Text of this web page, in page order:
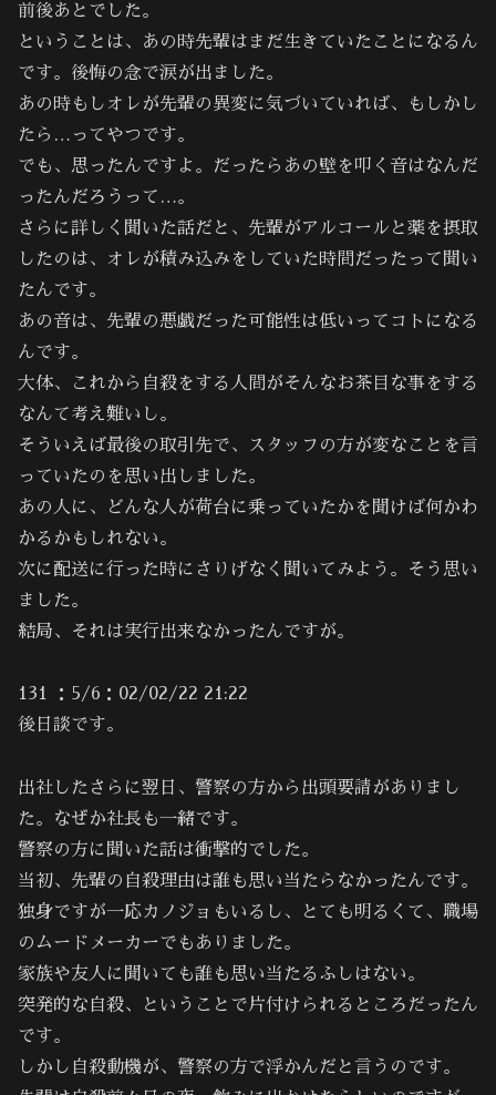
前後あとでした。
ということは、あの時先輩はまだ生きていたことになるん
です。後悔の念で涙が出ました。
あの時もしオレが先輩の異変に気づいていれば、もしかし
たら…ってやつです。
でも、思ったんですよ。だったらあの壁を叩く音はなんだ
ったんだろうって…。
さらに詳しく聞いた話だと、先輩がアルコールと薬を摂取
したのは、オレが積み込みをしていた時間だったって聞い
たんです。
あの音は、先輩の悪戯だった可能性は低いってコトになる
んです。
大体、これから自殺をする人間がそんなお茶目な事をする
なんて考え難いし。
そういえば最後の取引先で、スタッフの方が変なことを言
っていたのを思い出しました。
あの人に、どんな人が荷台に乗っていたかを聞けば何かわ
かるかもしれない。
次に配送に行った時にさりげなく聞いてみよう。そう思い
ました。
結局、それは実行出来なかったんですが。
131 ：5/6：02/02/22 21:22
後日談です。
出社したさらに翌日、警察の方から出頭要請がありまし
た。なぜか社長も一緒です。
警察の方に聞いた話は衝撃的でした。
当初、先輩の自殺理由は誰も思い当たらなかったんです。
独身ですが一応カノジョもいるし、とても明るくて、職場
のムードメーカーでもありました。
家族や友人に聞いても誰も思い当たるふしはない。
突発的な自殺、ということで片付けられるところだったん
です。
しかし自殺動機が、警察の方で浮かんだと言うのです。